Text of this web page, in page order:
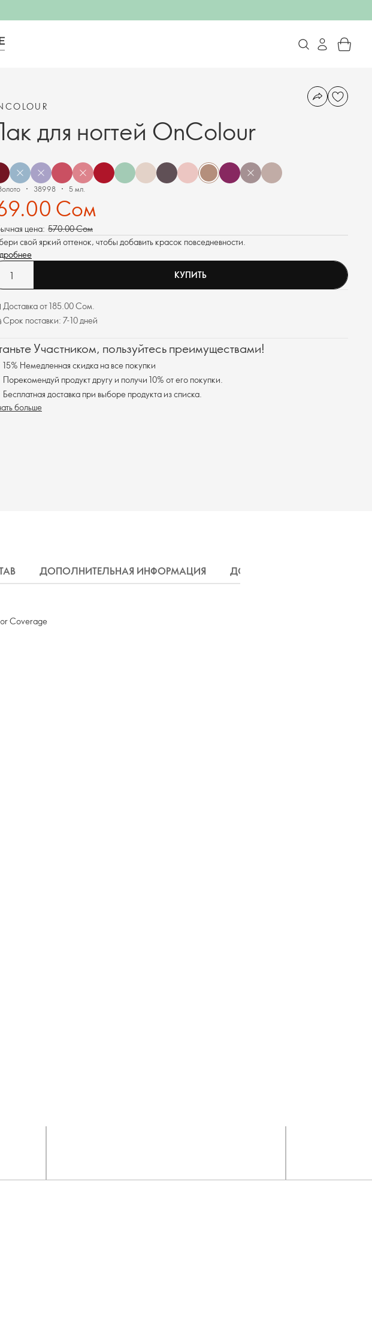
для ногтей OnColour
38998 5 мл.
Сом
цена: 570.00 Сом
свой яркий оттенок, чтобы добавить красок повседневности.
КУПИТЬ
Доставка от 185.00 Сом.
Срок поставки: 7-10 дней
Участником, пользуйтесь преимуществами!
15% Немедленная скидка на все покупки
Порекомендуй продукт другу и получи 10% от его покупки.
Бесплатная доставка при выборе продукта из списка.
больше
ДОПОЛНИТЕЛЬНАЯ ИНФОРМАЦИЯ ДОСТАВКА
Coverage